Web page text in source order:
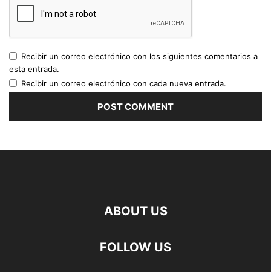
Recibir un correo electrónico con los siguientes comentarios a
esta entrada.
Recibir un correo electrónico con cada nueva entrada.
ABOUT US
FOLLOW US